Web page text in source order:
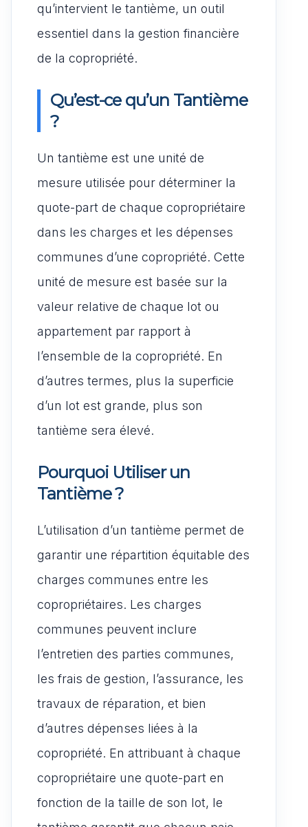
qu’intervient le tantième, un outil
essentiel dans la gestion financière
de la copropriété.
Qu’est-ce qu’un Tantième
?
Un tantième est une unité de
mesure utilisée pour déterminer la
quote-part de chaque copropriétaire
dans les charges et les dépenses
communes d’une copropriété. Cette
unité de mesure est basée sur la
valeur relative de chaque lot ou
appartement par rapport à
l’ensemble de la copropriété. En
d’autres termes, plus la superficie
d’un lot est grande, plus son
tantième sera élevé.
Pourquoi Utiliser un
Tantième ?
L’utilisation d’un tantième permet de
garantir une répartition équitable des
charges communes entre les
copropriétaires. Les charges
communes peuvent inclure
l’entretien des parties communes,
les frais de gestion, l’assurance, les
travaux de réparation, et bien
d’autres dépenses liées à la
copropriété. En attribuant à chaque
copropriétaire une quote-part en
fonction de la taille de son lot, le